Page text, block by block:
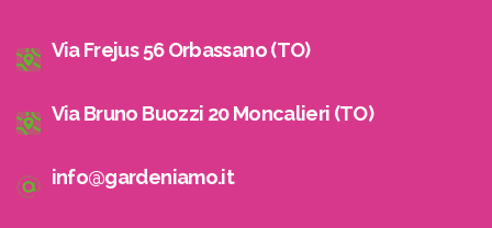
Via Frejus 56 Orbassano (TO)
Via Bruno Buozzi 20 Moncalieri (TO)
info@gardeniamo.it